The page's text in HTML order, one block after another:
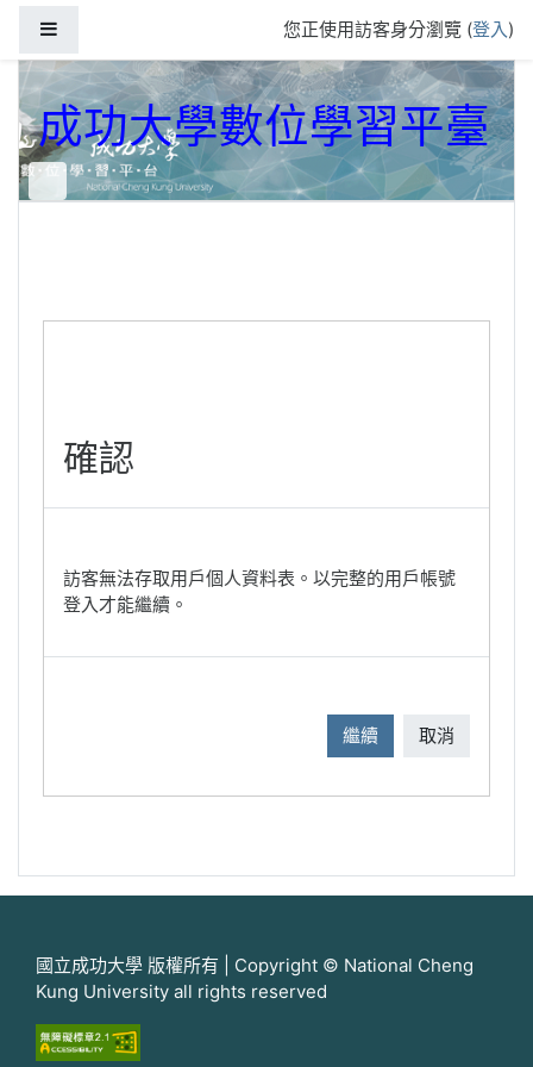
您正使用訪客身分瀏覽 (登入)
成功大學數位學習平臺
確認
訪客無法存取用戶個人資料表。以完整的用戶帳號
登入才能繼續。
繼續 取消
國立成功大學 版權所有 | Copyright © National Cheng
Kung University all rights reserved